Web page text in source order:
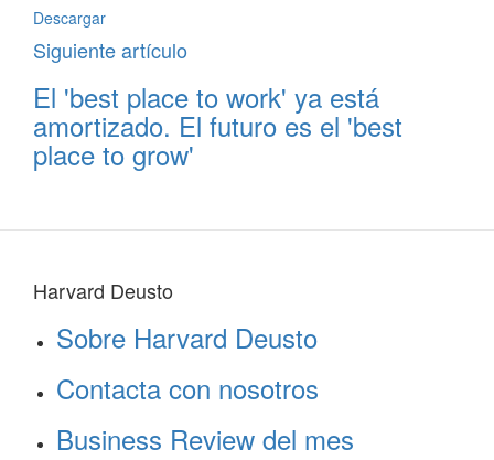
Descargar
Siguiente artículo
El 'best place to work' ya está
amortizado. El futuro es el 'best
place to grow'
Harvard Deusto
Sobre Harvard Deusto
Contacta con nosotros
Business Review del mes